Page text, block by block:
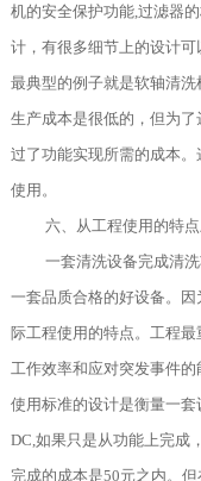
机的安全保护功能,过滤器
计，有很多细节上的设计可
最典型的例子就是软轴清
生产成本是很低的，但为
过了功能实现所需的成本
使用。
六、从工程使用的特
一套清洗设备完成清
一套品质合格的好设备。
际工程使用的特点。工程
工作效率和应对突发事件
使用标准的设计是衡量一
DC,如果只是从功能上完成
完成的成本是50元之内。